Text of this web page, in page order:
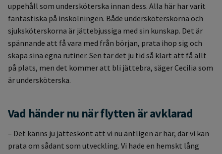
uppehåll som undersköterska innan dess. Alla här har varit
fantastiska på inskolningen. Både undersköterskorna och
sjuksköterskorna är jättebjussiga med sin kunskap. Det är
spännande att få vara med från början, prata ihop sig och
skapa sina egna rutiner. Sen tar det ju tid så klart att få allt
på plats, men det kommer att bli jättebra, säger Cecilia som
är undersköterska.
Vad händer nu när flytten är avklarad
– Det känns ju jätteskönt att vi nu äntligen är här, där vi kan
prata om sådant som utveckling. Vi hade en hemskt lång